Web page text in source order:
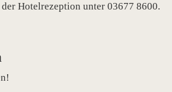
Hotelrezeption unter 03677 8600.